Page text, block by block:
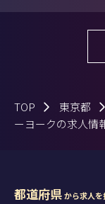
TOP 東京都
ーヨークの求人情
都道府県から求人を